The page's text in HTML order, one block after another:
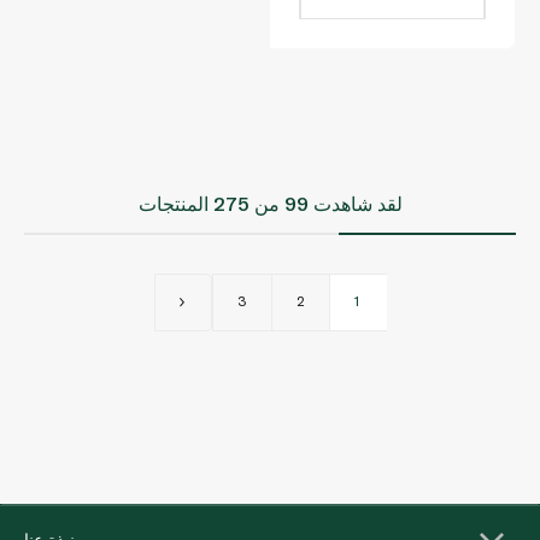
لقد شاهدت 99 من 275 المنتجات
1
2
3